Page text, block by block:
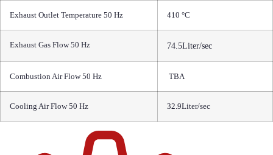
Exhaust Outlet Temperature 50 Hz 410 °C
Exhaust Gas Flow 50 Hz 74.5Liter/sec
Combustion Air Flow 50 Hz TBA
Cooling Air Flow 50 Hz 32.9Liter/sec